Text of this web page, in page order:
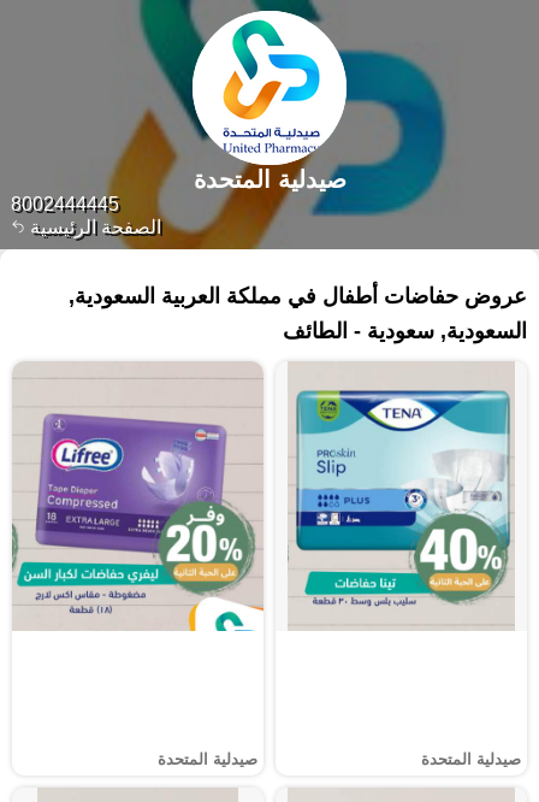
الصفحة الرئيسية
8002444445
صيدلية المتحدة
عروض حفاضات أطفال في مملكة العربية السعودية,
السعودية, سعودية - الطائف
صيدلية المتحدة صيدلية المتحدة